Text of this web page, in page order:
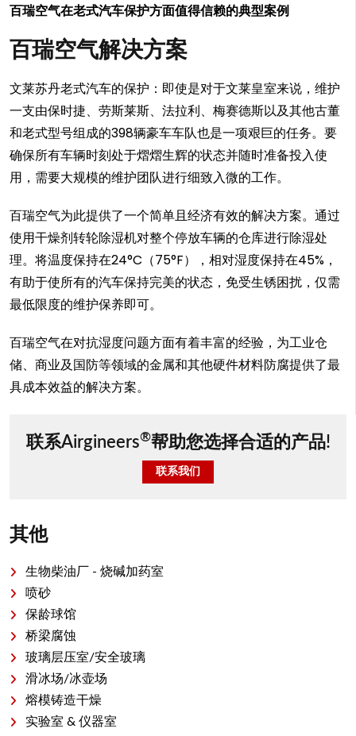
百瑞空气在老式汽车保护方面值得信赖的典型案例
百瑞空气解决方案
文莱苏丹老式汽车的保护：即使是对于文莱皇室来说，维护
一支由保时捷、劳斯莱斯、法拉利、梅赛德斯以及其他古董
和老式型号组成的398辆豪车车队也是一项艰巨的任务。要
确保所有车辆时刻处于熠熠生辉的状态并随时准备投入使
用，需要大规模的维护团队进行细致入微的工作。
百瑞空气为此提供了一个简单且经济有效的解决方案。通过
使用干燥剂转轮除湿机对整个停放车辆的仓库进行除湿处
理。将温度保持在24°C（75°F），相对湿度保持在45%，
有助于使所有的汽车保持完美的状态，免受生锈困扰，仅需
最低限度的维护保养即可。
百瑞空气在对抗湿度问题方面有着丰富的经验，为工业仓
储、商业及国防等领域的金属和其他硬件材料防腐提供了最
具成本效益的解决方案。
联系Airgineers®帮助您选择合适的产品!
联系我们
其他
生物柴油厂 - 烧碱加药室
喷砂
保龄球馆
桥梁腐蚀
玻璃层压室/安全玻璃
滑冰场/冰壶场
熔模铸造干燥
实验室 & 仪器室